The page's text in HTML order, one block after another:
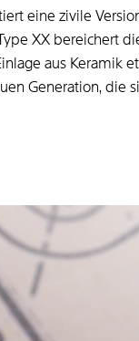
eine zivile
XX bereichert
aus Keramik
Generation, die